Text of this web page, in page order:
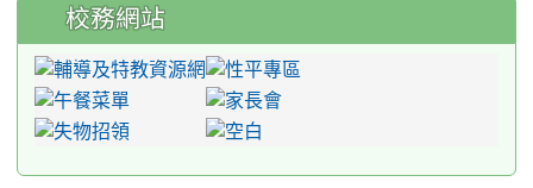
校務網站